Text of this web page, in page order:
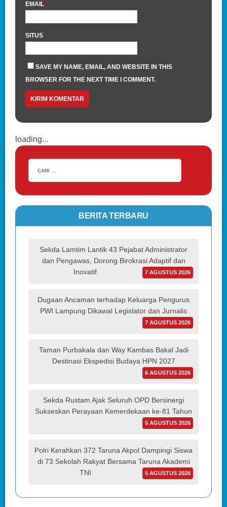
EMAIL *
SITUS
SAVE MY NAME, EMAIL, AND WEBSITE IN THIS
BROWSER FOR THE NEXT TIME I COMMENT.
loading...
BERITA TERBARU
Sekda Lamtim Lantik 43 Pejabat Administrator
dan Pengawas, Dorong Birokrasi Adaptif dan
Inovatif
7 AGUSTUS 2026
Dugaan Ancaman terhadap Keluarga Pengurus
PWI Lampung Dikawal Legislator dan Jurnalis
7 AGUSTUS 2026
Taman Purbakala dan Way Kambas Bakal Jadi
Destinasi Ekspedisi Budaya HPN 2027
6 AGUSTUS 2026
Sekda Rustam Ajak Seluruh OPD Bersinergi
Sukseskan Perayaan Kemerdekaan ke-81 Tahun
5 AGUSTUS 2026
Polri Kerahkan 372 Taruna Akpol Dampingi Siswa
di 73 Sekolah Rakyat Bersama Taruna Akademi
TNI
5 AGUSTUS 2026